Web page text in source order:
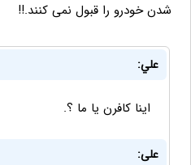
شدن خودرو را قبول نمی کنند.!!
علي:
اينا كافرن يا ما ؟.
علی: